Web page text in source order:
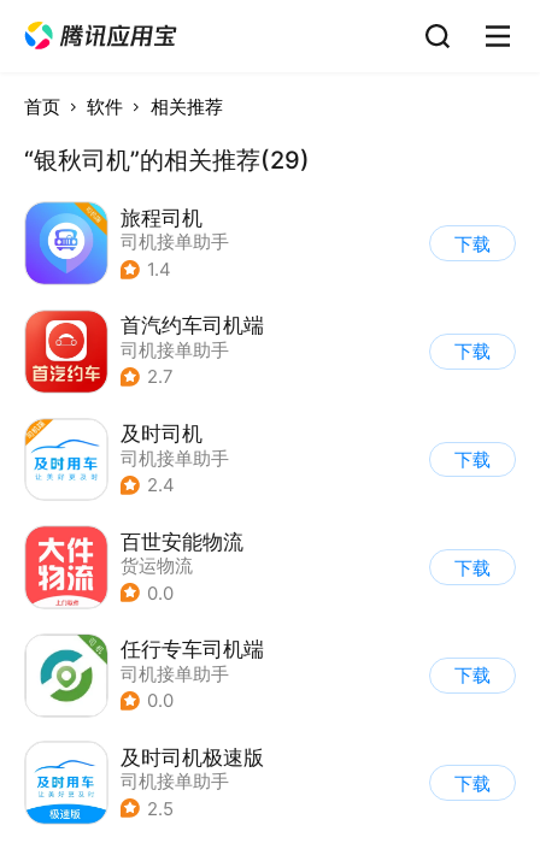
首页 软件 相关推荐
“银秋司机”的相关推荐(29)
旅程司机
司机接单助手
1.4
下载
首汽约车司机端
司机接单助手
2.7
下载
及时司机
司机接单助手
2.4
下载
百世安能物流
货运物流
0.0
下载
任行专车司机端
司机接单助手
0.0
下载
及时司机极速版
司机接单助手
2.5
下载